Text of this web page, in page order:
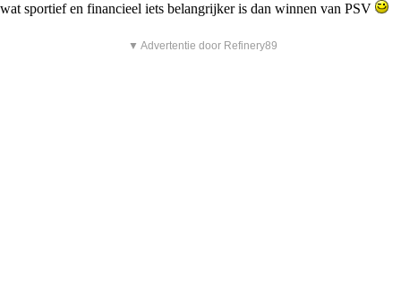
wat sportief en financieel iets belangrijker is dan winnen van PSV
▼ Advertentie door Refinery89